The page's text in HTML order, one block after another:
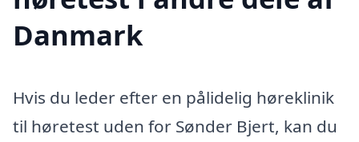
Danmark
Hvis du leder efter en pålidelig høreklinik
til høretest uden for Sønder Bjert, kan du